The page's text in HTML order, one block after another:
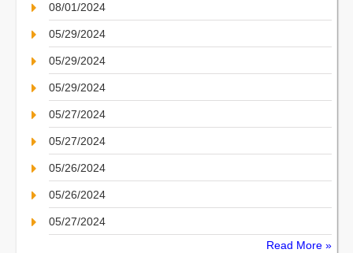
08/01/2024
05/29/2024
05/29/2024
05/29/2024
05/27/2024
05/27/2024
05/26/2024
05/26/2024
05/27/2024
Read More »